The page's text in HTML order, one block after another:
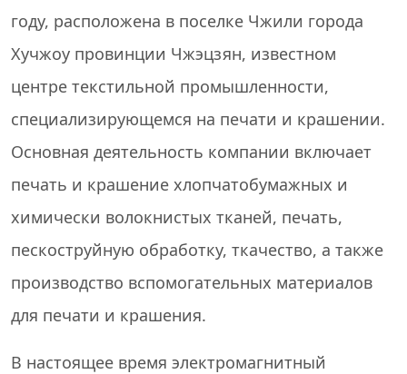
году, расположена в поселке Чжили города
Хучжоу провинции Чжэцзян, известном
центре текстильной промышленности,
специализирующемся на печати и крашении.
Основная деятельность компании включает
печать и крашение хлопчатобумажных и
химически волокнистых тканей, печать,
пескоструйную обработку, ткачество, а также
производство вспомогательных материалов
для печати и крашения.
В настоящее время электромагнитный